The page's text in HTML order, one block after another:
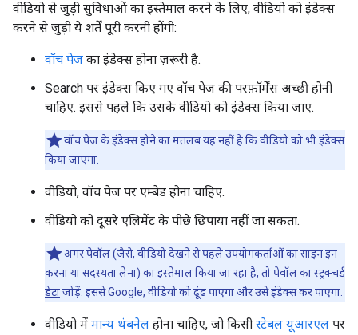
वीडियो से जुड़ी सुविधाओं का इस्तेमाल करने के लिए, वीडियो को इंडेक्स
करने से जुड़ी ये शर्तें पूरी करनी होंगी:
वॉच पेज का इंडेक्स होना ज़रूरी है.
Search पर इंडेक्स किए गए वॉच पेज की परफ़ॉर्मेंस अच्छी होनी
चाहिए. इससे पहले कि उसके वीडियो को इंडेक्स किया जाए.
वॉच पेज के इंडेक्स होने का मतलब यह नहीं है कि वीडियो को भी इंडेक्स
किया जाएगा.
वीडियो, वॉच पेज पर एम्बेड होना चाहिए.
वीडियो को दूसरे एलिमेंट के पीछे छिपाया नहीं जा सकता.
अगर पेवॉल (जैसे, वीडियो देखने से पहले उपयोगकर्ताओं का साइन इन
करना या सदस्यता लेना) का इस्तेमाल किया जा रहा है, तोपेवॉल का स्ट्रक्चर्ड
डेटाजोड़ें. इससे Google, वीडियो को ढूंढ पाएगा और उसे इंडेक्स कर पाएगा.
वीडियो में मान्य थंबनेल होना चाहिए, जो किसी स्टेबल यूआरएल पर